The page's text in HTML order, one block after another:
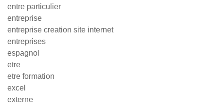
entre particulier
entreprise
entreprise creation site internet
entreprises
espagnol
etre
etre formation
excel
externe